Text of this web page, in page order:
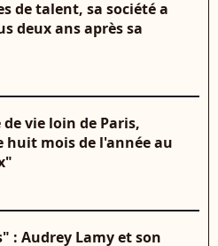
de talent, sa société a
deux ans après sa
vie loin de Paris,
huit mois de l'année au
: Audrey Lamy et son